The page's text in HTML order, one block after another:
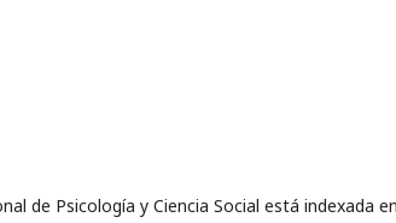
de Psicología y Ciencia Social está indexada